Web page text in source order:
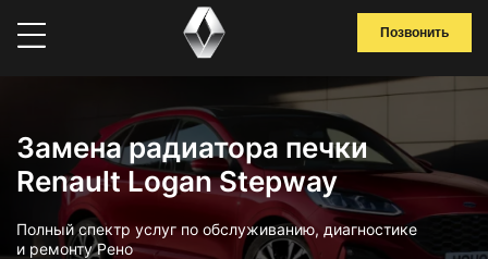
Позвонить
Замена радиатора печки
Renault Logan Stepway
Полный спектр услуг по обслуживанию, диагностике
и ремонту Рено